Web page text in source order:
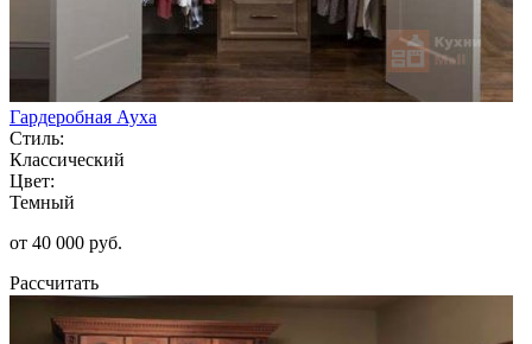
Гардеробная Ауха
Стиль:
Классический
Цвет:
Темный
от 40 000 руб.
Рассчитать